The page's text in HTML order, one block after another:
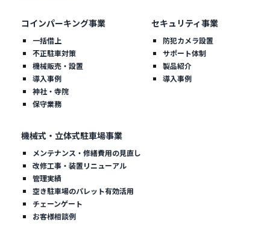
コインパーキング事業
一括借上
不正駐車対策
機械販売・設置
導入事例
神社・寺院
保守業務
セキュリティ事業
防犯カメラ設置
サポート体制
製品紹介
導入事例
機械式・立体式駐車場事業
メンテナンス・修繕費用の見直し
改修工事・装置リニューアル
管理実績
空き駐車場のパレット有効活用
チェーンゲート
お客様相談例